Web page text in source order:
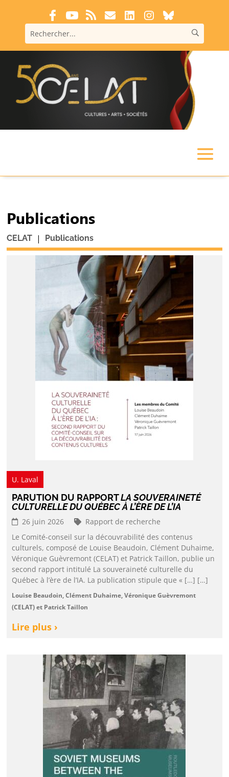
Publications
CELAT | Publications
U. Laval
PARUTION DU RAPPORTLA SOUVERAINETÉ
CULTURELLE DU QUÉBEC À L’ÈRE DE L’IA
26 juin 2026
Rapport de recherche
Le Comité-conseil sur la découvrabilité des contenus
culturels, composé de Louise Beaudoin, Clément Duhaime,
Véronique Guèvremont (CELAT) et Patrick Taillon, publie un
second rapport intitulé La souveraineté culturelle du
Québec à l’ère de l’IA. La publication stipule que « […] […]
Louise Beaudoin, Clément Duhaime, Véronique Guèvremont
(CELAT) et Patrick Taillon
Lire plus ›